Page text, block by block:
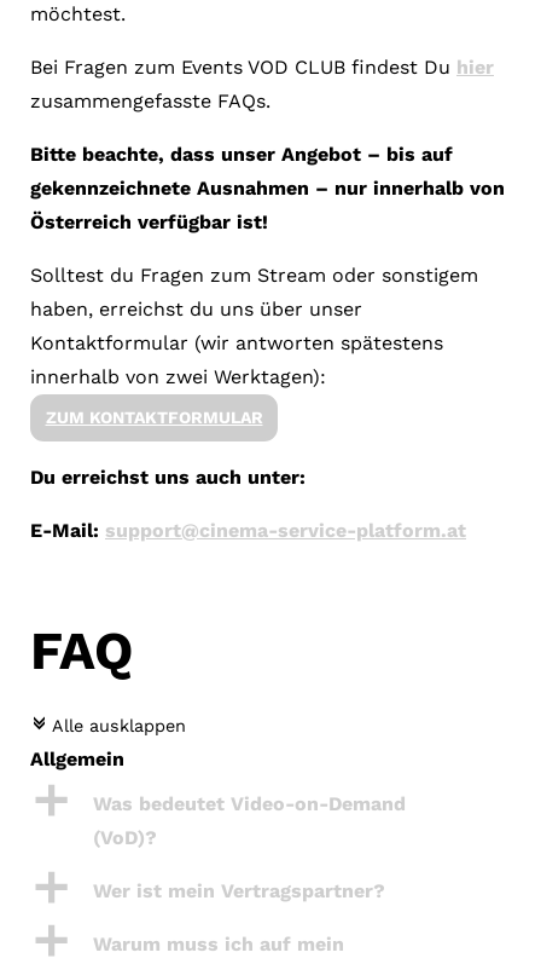
möchtest.
Bei Fragen zum Events VOD CLUB findest Du hier
zusammengefasste FAQs.
Bitte beachte, dass unser Angebot – bis auf
gekennzeichnete Ausnahmen – nur innerhalb von
Österreich verfügbar ist!
Solltest du Fragen zum Stream oder sonstigem
haben, erreichst du uns über unser
Kontaktformular (wir antworten spätestens
innerhalb von zwei Werktagen):
ZUM KONTAKTFORMULAR
Du erreichst uns auch unter:
E-Mail: support@cinema-service-platform.at
FAQ
c Alle ausklappen
Allgemein
a
Was bedeutet Video-on-Demand
(VoD)?
a Wer ist mein Vertragspartner?
a Warum muss ich auf mein